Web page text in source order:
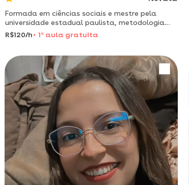
Formada em ciências sociais e mestre pela
universidade estadual paulista, metodologia
que agrega no seu dia a dia…
R$120/h 1 a aula gratuita